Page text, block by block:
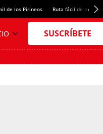
de los Pirineos Ruta fácil de montaña